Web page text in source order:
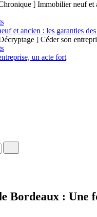
et ancien : les garanties
un acte fort
Bordeaux : Une